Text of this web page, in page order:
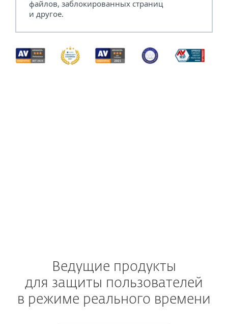
файлов, заблокированных страниц
и другое.
Ведущие продукты
для защиты пользователей
в режиме реального времени